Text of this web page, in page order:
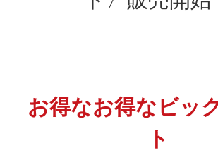
お得なお得なビッ
ト